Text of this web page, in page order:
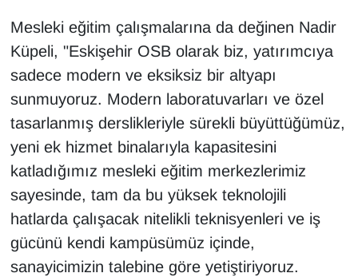
Mesleki eğitim çalışmalarına da değinen Nadir
Küpeli, "Eskişehir OSB olarak biz, yatırımcıya
sadece modern ve eksiksiz bir altyapı
sunmuyoruz. Modern laboratuvarları ve özel
tasarlanmış derslikleriyle sürekli büyüttüğümüz,
yeni ek hizmet binalarıyla kapasitesini
katladığımız mesleki eğitim merkezlerimiz
sayesinde, tam da bu yüksek teknolojili
hatlarda çalışacak nitelikli teknisyenleri ve iş
gücünü kendi kampüsümüz içinde,
sanayicimizin talebine göre yetiştiriyoruz.